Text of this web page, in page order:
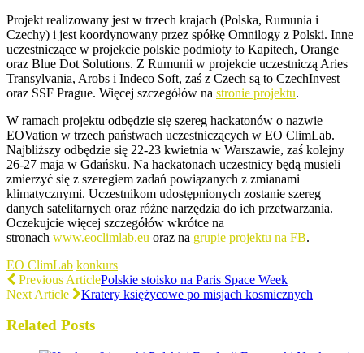
Projekt realizowany jest w trzech krajach (Polska, Rumunia i
Czechy) i jest koordynowany przez spółkę Omnilogy z Polski. Inne
uczestniczące w projekcie polskie podmioty to Kapitech, Orange
oraz Blue Dot Solutions. Z Rumunii w projekcie uczestniczą Aries
Transylvania, Arobs i Indeco Soft, zaś z Czech są to CzechInvest
oraz SSF Prague. Więcej szczegółów na stronie projektu.
W ramach projektu odbędzie się szereg hackatonów o nazwie
EOVation w trzech państwach uczestniczących w EO ClimLab.
Najbliższy odbędzie się 22-23 kwietnia w Warszawie, zaś kolejny
26-27 maja w Gdańsku. Na hackatonach uczestnicy będą musieli
zmierzyć się z szeregiem zadań powiązanych z zmianami
klimatycznymi. Uczestnikom udostępnionych zostanie szereg
danych satelitarnych oraz różne narzędzia do ich przetwarzania.
Oczekujcie więcej szczegółów wkrótce na
stronach www.eoclimlab.eu oraz na grupie projektu na FB.
EO ClimLab konkurs
Previous ArticlePolskie stoisko na Paris Space Week
Next Article
Kratery księżycowe po misjach kosmicznych
Related Posts